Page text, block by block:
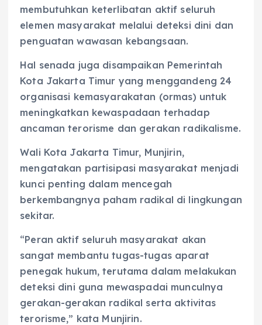
membutuhkan keterlibatan aktif seluruh
elemen masyarakat melalui deteksi dini dan
penguatan wawasan kebangsaan.
Hal senada juga disampaikan Pemerintah
Kota Jakarta Timur yang menggandeng 24
organisasi kemasyarakatan (ormas) untuk
meningkatkan kewaspadaan terhadap
ancaman terorisme dan gerakan radikalisme.
Wali Kota Jakarta Timur, Munjirin,
mengatakan partisipasi masyarakat menjadi
kunci penting dalam mencegah
berkembangnya paham radikal di lingkungan
sekitar.
“Peran aktif seluruh masyarakat akan
sangat membantu tugas-tugas aparat
penegak hukum, terutama dalam melakukan
deteksi dini guna mewaspadai munculnya
gerakan-gerakan radikal serta aktivitas
terorisme,” kata Munjirin.